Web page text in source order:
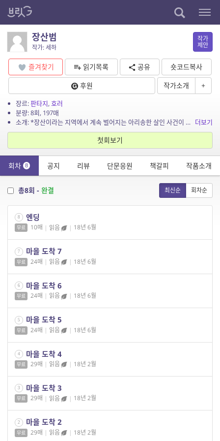
장산범
작가: 세하
작가
제안
즐겨찾기 읽기목록 공유
숏코드복사
후원
작가소개 +
장르:판타지,호러
분량: 8회, 197매
소개: *장산이라는 지역에서 계속 벌어지는 아리송한 살인 사건이 발생했다. 이후 공식 브리핑을 했으나 사건을 해결 되지 않은 체 사건에 대한 언론의 이슈만 증가하고 있었다. *[월화수목금... 더보기
첫회보기
회차 8 공지 리뷰 단문응원 책갈피 작품소개
총8회 - 완결 최신순 회차순
8 엔딩
무료 10매 | 읽음 | 18년 6월
7 마을 도착 7
무료 24매 | 읽음 | 18년 6월
6 마을 도착 6
무료 24매 | 읽음 | 18년 6월
5 마을 도착 5
무료 24매 | 읽음 | 18년 6월
4 마을 도착 4
무료 29매 | 읽음 | 18년 2월
3 마을 도착 3
무료 29매 | 읽음 | 18년 2월
2 마을 도착 2
무료 29매 | 읽음 | 18년 2월